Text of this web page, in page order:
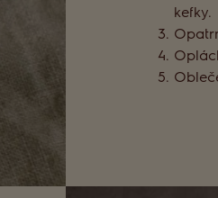
kefky.